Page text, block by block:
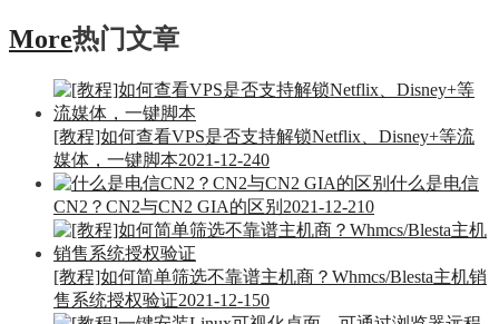
More热门文章
[教程]如何查看VPS是否支持解锁Netflix、Disney+等流
媒体，一键脚本2021-12-240
什么是电信
CN2？CN2与CN2 GIA的区别 2021-12-210
[教程]如何简单筛选不靠谱主机商？Whmcs/Blesta主机销
售系统授权验证2021-12-150